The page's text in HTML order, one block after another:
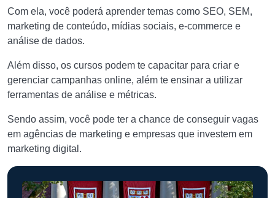
Com ela, você poderá aprender temas como SEO, SEM,
marketing de conteúdo, mídias sociais, e-commerce e
análise de dados.
Além disso, os cursos podem te capacitar para criar e
gerenciar campanhas online, além te ensinar a utilizar
ferramentas de análise e métricas.
Sendo assim, você pode ter a chance de conseguir vagas
em agências de marketing e empresas que investem em
marketing digital.